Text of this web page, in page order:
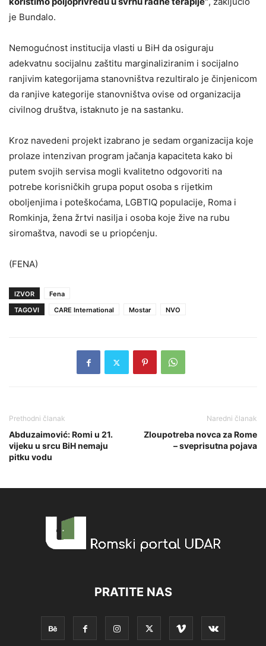
je Bundalo.
Nemogućnost institucija vlasti u BiH da osiguraju
adekvatnu socijalnu zaštitu marginaliziranim i socijalno
ranjivim kategorijama stanovništva rezultiralo je činjenicom
da ranjive kategorije stanovništva ovise od organizacija
civilnog društva, istaknuto je na sastanku.
Kroz navedeni projekt izabrano je sedam organizacija koje
prolaze intenzivan program jačanja kapaciteta kako bi
putem svojih servisa mogli kvalitetno odgovoriti na
potrebe korisničkih grupa poput osoba s rijetkim
oboljenjima i poteškoćama, LGBTIQ populacije, Roma i
Romkinja, žena žrtvi nasilja i osoba koje žive na rubu
siromaštva, navodi se u priopćenju.
(FENA)
IZVOR
Fena
TAGOVI
CARE International Mostar NVO
Prethodni članak
Abduzaimović: Romi u 21.
vijeku u srcu BiH nemaju
pitku vodu
Naredni članak
Zloupotreba novca za Rome
– sveprisutna pojava
PRATITE NAS